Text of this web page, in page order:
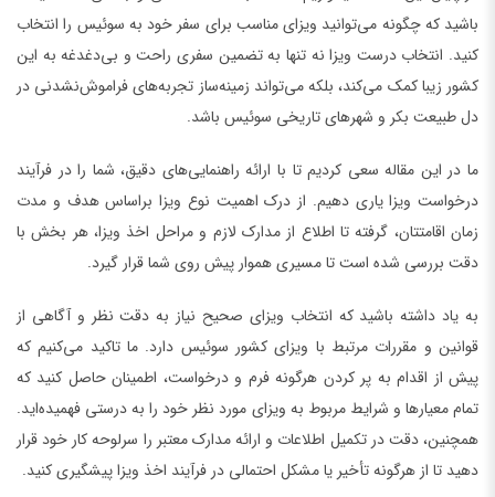
باشید که چگونه می‌توانید ویزای مناسب برای سفر خود به سوئیس را انتخاب
کنید. انتخاب درست ویزا نه تنها به تضمین سفری راحت و بی‌دغدغه به این
کشور زیبا کمک می‌کند، بلکه می‌تواند زمینه‌ساز تجربه‌های فراموش‌نشدنی در
دل طبیعت بکر و شهرهای تاریخی سوئیس باشد.
ما در این مقاله سعی کردیم تا با ارائه راهنمایی‌های دقیق، شما را در فرآیند
درخواست ویزا یاری دهیم. از درک اهمیت نوع ویزا براساس هدف و مدت
زمان اقامتتان، گرفته تا اطلاع از مدارک لازم و مراحل اخذ ویزا، هر بخش با
دقت بررسی شده است تا مسیری هموار پیش روی شما قرار گیرد.
به یاد داشته باشید که انتخاب ویزای صحیح نیاز به دقت نظر و آگاهی از
قوانین و مقررات مرتبط با ویزای کشور سوئیس دارد. ما تاکید می‌کنیم که
پیش از اقدام به پر کردن هرگونه فرم و درخواست، اطمینان حاصل کنید که
تمام معیارها و شرایط مربوط به ویزای مورد نظر خود را به درستی فهمیده‌اید.
همچنین، دقت در تکمیل اطلاعات و ارائه مدارک معتبر را سرلوحه کار خود قرار
دهید تا از هرگونه تأخیر یا مشکل احتمالی در فرآیند اخذ ویزا پیشگیری کنید.